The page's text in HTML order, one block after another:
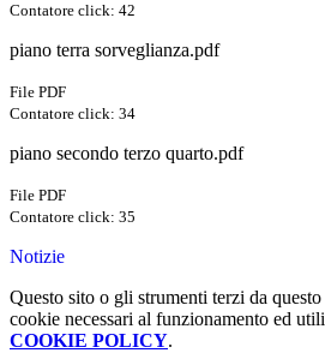
Contatore click: 42
piano terra sorveglianza.pdf
File PDF
Contatore click: 34
piano secondo terzo quarto.pdf
File PDF
Contatore click: 35
Notizie
Questo sito o gli strumenti terzi da
cookie necessari al funzionamento ed
COOKIE POLICY.